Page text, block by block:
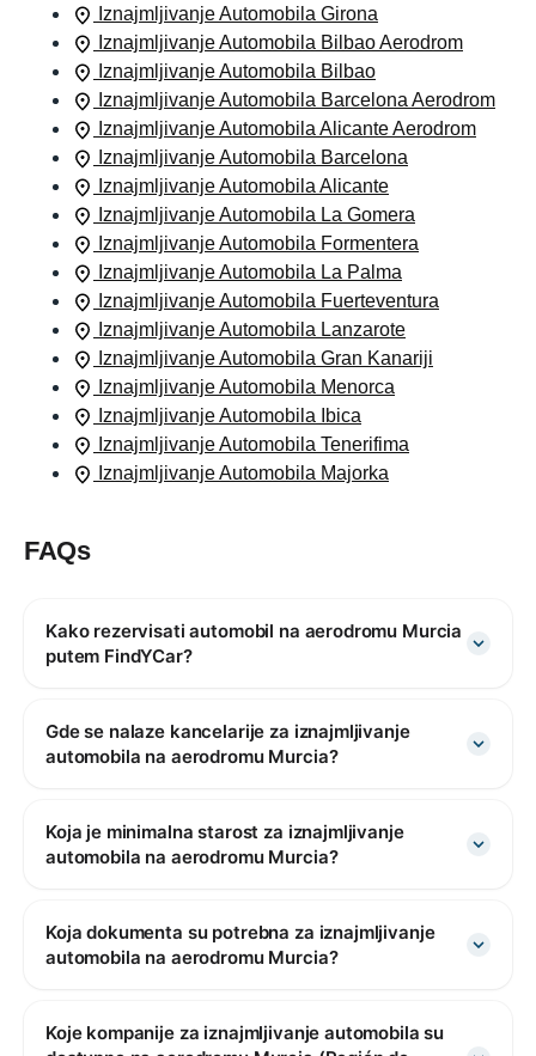
Iznajmljivanje Automobila Girona
Iznajmljivanje Automobila Bilbao Aerodrom
Iznajmljivanje Automobila Bilbao
Iznajmljivanje Automobila Barcelona Aerodrom
Iznajmljivanje Automobila Alicante Aerodrom
Iznajmljivanje Automobila Barcelona
Iznajmljivanje Automobila Alicante
Iznajmljivanje Automobila La Gome­ra
Iznajmljivanje Automobila Formentera
Iznajmljivanje Automobila La Palma
Iznajmljivanje Automobila Fuerteventura
Iznajmljivanje Automobila Lanzarote
Iznajmljivanje Automobila Gran Kanariji
Iznajmljivanje Automobila Menorca
Iznajmljivanje Automobila Ibica
Iznajmljivanje Automobila Tenerifima
Iznajmljivanje Automobila Majorka
FAQs
Kako rezervisati automobil na aerodromu Murcia
putem FindYCar?
Gde se nalaze kancelarije za iznajmljivanje
automobila na aerodromu Murcia?
Koja je minimalna starost za iznajmljivanje
automobila na aerodromu Murcia?
Koja dokumenta su potrebna za iznajmljivanje
automobila na aerodromu Murcia?
Koje kompanije za iznajmljivanje automobila su